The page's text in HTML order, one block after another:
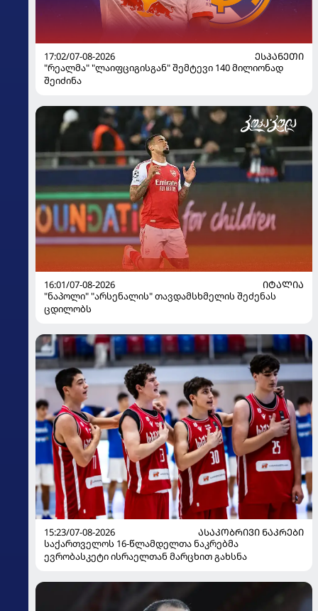
17:02/07-08-2026
ᲔᲡᲞᲐᲜᲔᲗᲘ
"რეალმა" "ლაიფციგისგან" შემტევი 140 მილიონად
შეიძინა
16:01/07-08-2026
ᲘᲢᲐᲚᲘᲐ
"ნაპოლი" "არსენალის" თავდამსხმელის შეძენას
ცდილობს
15:23/07-08-2026
ᲐᲡᲐᲙᲝᲑᲠᲘᲕᲘ ᲜᲐᲙᲠᲔᲑᲘ
საქართველოს 16-წლამდელთა ნაკრებმა
ევრობასკეტი ისრაელთან მარცხით გახსნა